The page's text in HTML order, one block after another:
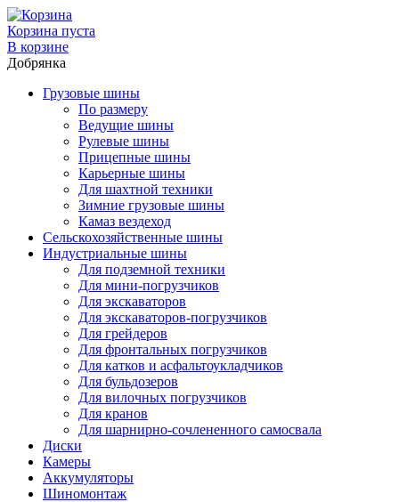
Корзина пуста
В корзине
Добрянка
Грузовые шины
По размеру
Ведущие шины
Рулевые шины
Прицепные шины
Карьерные шины
Для шахтной техники
Зимние грузовые шины
Камаз вездеход
Сельскохозяйственные шины
Индустриальные шины
Для подземной техники
Для мини-погрузчиков
Для экскаваторов
Для экскаваторов-погрузчиков
Для грейдеров
Для фронтальных погрузчиков
Для катков и асфальтоукладчиков
Для бульдозеров
Для вилочных погрузчиков
Для кранов
Для шарнирно-сочлененного самосвала
Диски
Камеры
Аккумуляторы
Шиномонтаж